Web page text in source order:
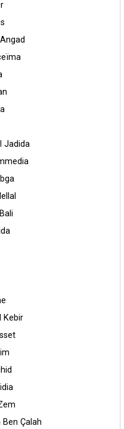
Jadida
Kebir
Ben Çalah